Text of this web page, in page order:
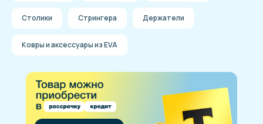
Столики Стрингера Держатели
Ковры и аксессуары из EVA